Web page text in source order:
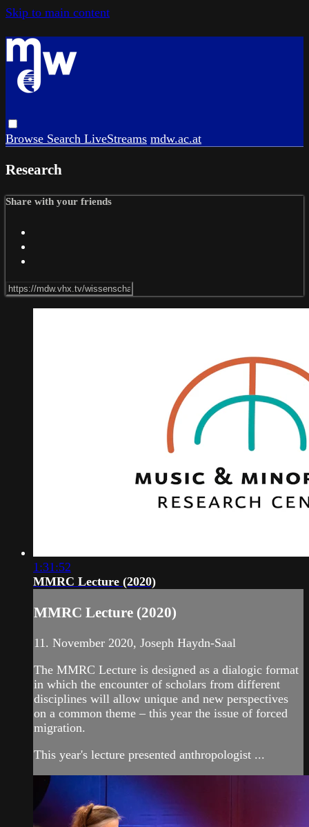
Skip to main content
Browse Search LiveStreams mdw.ac.at
Research
Share with your friends
1:31:52
MMRC Lecture (2020)
MMRC Lecture (2020)
11. November 2020, Joseph Haydn-Saal
The MMRC Lecture is designed as a dialogic format
in which the encounter of scholars from different
disciplines will allow unique and new perspectives
on a common theme – this year the issue of forced
migration.
This year's lecture presented anthropologist ...